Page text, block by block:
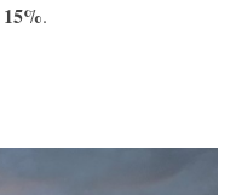
15%.